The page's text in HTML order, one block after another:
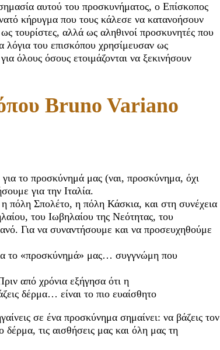
αυτού του προσκυνήματος, ο Επίσκοπος
κήρυγμα που τους κάλεσε να κατανοήσουν
τουρίστες, αλλά ως αληθινοί προσκυνητές που
του επισκόπου χρησίμευσαν ως
όλους όσους ετοιμάζονται να ξεκινήσουν
Bruno Variano
το προσκύνημά μας (ναι, προσκύνημα, όχι
για την Ιταλία.
πόλη Σπολέτο, η πόλη Κάσκια, και στη συνέχεια
του Ιωβηλαίου της Νεότητας, του
Για να συναντήσουμε και να προσευχηθούμε
το «προσκύνημά» μας… συγγνώμη που
από χρόνια εξήγησα ότι η
δέρμα… είναι το πιο ευαίσθητο
σε ένα προσκύνημα σημαίνει: να βάζεις τον
τις αισθήσεις μας και όλη μας τη